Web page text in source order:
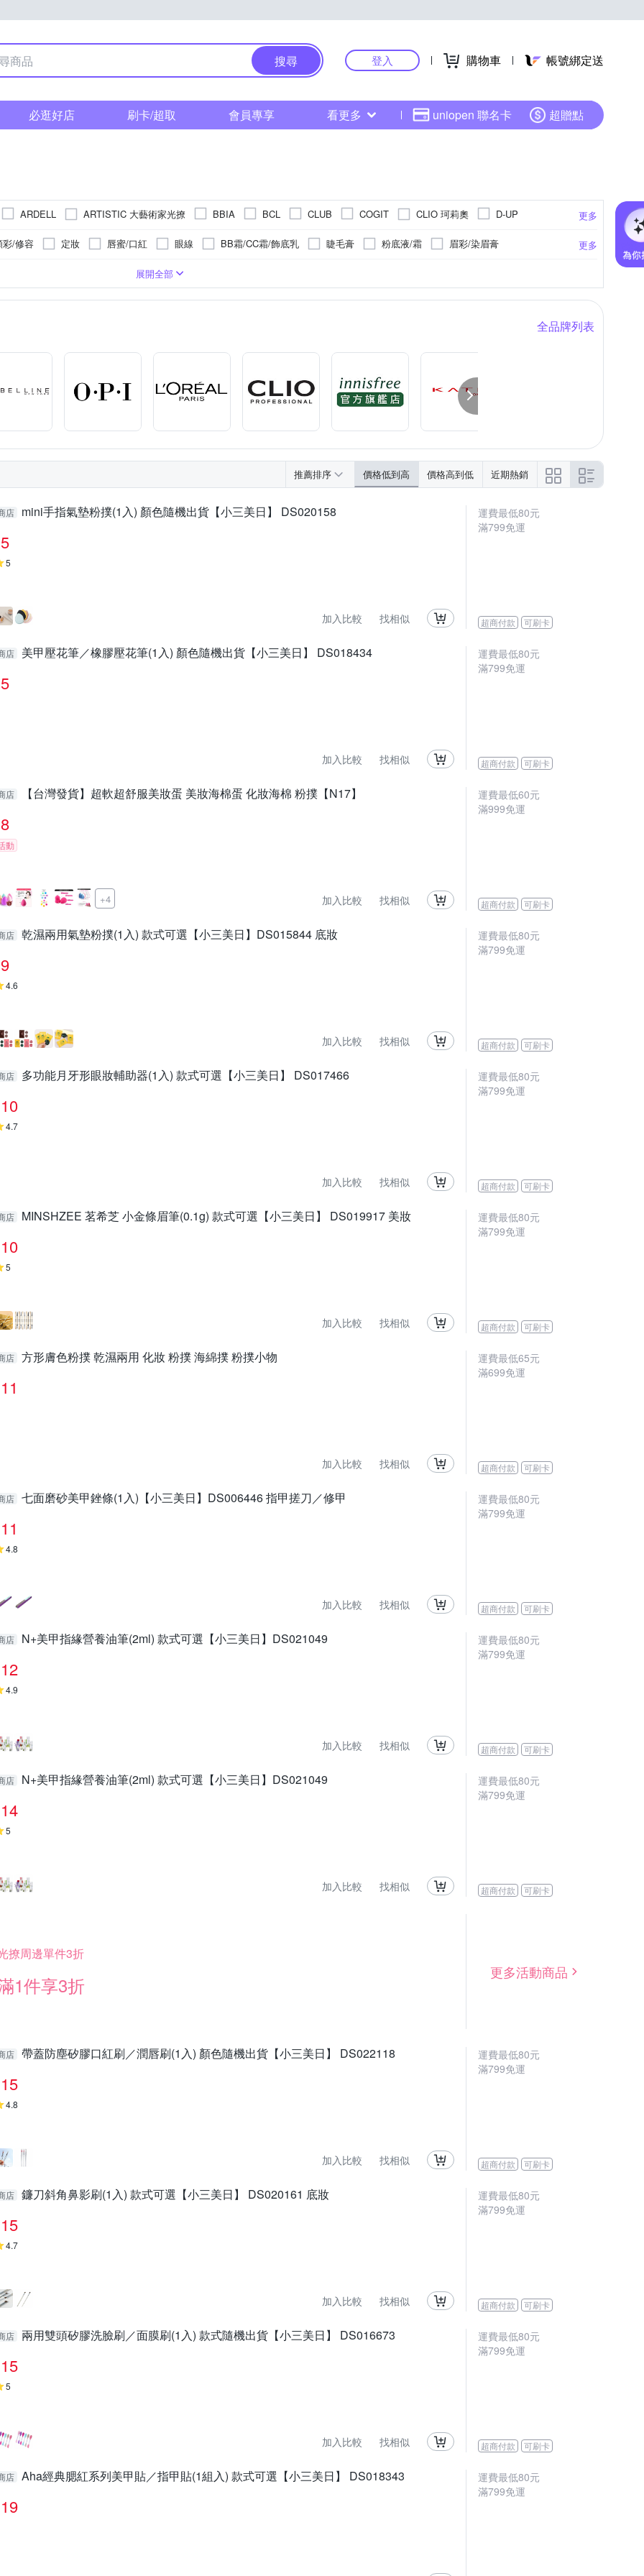
搜尋 登入 購物車 帳號綁定送
必逛好店 刷卡/超取 會員專享 看更多 uniopen 聯名卡 超贈點
更多
ARDELL ARTISTIC 大藝術家光撩 BBIA BCL CLUB COGIT CLIO 珂莉奧
D-UP
glips
EILEEN GRACE 妍霓絲 EzFlow Galatea 葛拉蒂 GREEN BELL 綠貝 heme 喜蜜
兒
LUDEYA media 媚點 MEISHOKU 明色 MOMUS MSH NOV 娜芙
NYX
未來美 璦露德瑪 鉑潤肌
更多
/修容 定妝 唇蜜/口紅 眼線 BB霜/CC霜/飾底乳 睫毛膏 粉底液/霜
眉彩/染眉膏
指甲油/指甲貼
/護唇膏
化妝水/青春露/導入液 面膜/凍膜/凝凍/泥膜 止汗劑/體香劑 精華液
潔顏
粉撲 雙眼皮貼/膠
手足保養 眉部
詳情請見商品包裝
展開全部
全品牌列表
推薦排序 價格低到高 價格高到低 近期熱銷
店 mini手指氣墊粉撲(1入) 顏色隨機出貨【小三美日】 DS020158
5
5
加入比較 找相似
運費最低80元
滿799免運
超商付款 可刷卡
店 美甲壓花筆／橡膠壓花筆(1入) 顏色隨機出貨【小三美日】 DS018434
5
加入比較 找相似
運費最低80元
滿799免運
超商付款 可刷卡
店 【台灣發貨】超軟超舒服美妝蛋 美妝海棉蛋 化妝海棉 粉撲【N17】
8
動
+4 加入比較 找相似
運費最低60元
滿999免運
超商付款 可刷卡
店 乾濕兩用氣墊粉撲(1入) 款式可選【小三美日】DS015844 底妝
9
4.6
加入比較 找相似
運費最低80元
滿799免運
超商付款 可刷卡
店 多功能月牙形眼妝輔助器(1入) 款式可選【小三美日】 DS017466
10
4.7
加入比較 找相似
運費最低80元
滿799免運
超商付款 可刷卡
店 MINSHZEE 茗希芝 小金條眉筆(0.1g) 款式可選【小三美日】 DS019917 美妝
10
5
加入比較 找相似
運費最低80元
滿799免運
超商付款 可刷卡
店 方形膚色粉撲 乾濕兩用 化妝 粉撲 海綿撲 粉撲小物
11
加入比較 找相似
運費最低65元
滿699免運
超商付款 可刷卡
店 七面磨砂美甲銼條(1入)【小三美日】DS006446 指甲搓刀／修甲
11
4.8
加入比較 找相似
運費最低80元
滿799免運
超商付款 可刷卡
店 N+美甲指緣營養油筆(2ml) 款式可選【小三美日】DS021049
12
4.9
加入比較 找相似
運費最低80元
滿799免運
超商付款 可刷卡
店 N+美甲指緣營養油筆(2ml) 款式可選【小三美日】DS021049
14
5
加入比較 找相似
運費最低80元
滿799免運
超商付款 可刷卡
撩周邊單件3折
1件享3折
更多活動商品
店 帶蓋防塵矽膠口紅刷／潤唇刷(1入) 顏色隨機出貨【小三美日】 DS022118
15
4.8
加入比較 找相似
運費最低80元
滿799免運
超商付款 可刷卡
店 鐮刀斜角鼻影刷(1入) 款式可選【小三美日】 DS020161 底妝
15
4.7
加入比較 找相似
運費最低80元
滿799免運
超商付款 可刷卡
店 兩用雙頭矽膠洗臉刷／面膜刷(1入) 款式隨機出貨【小三美日】 DS016673
15
5
加入比較 找相似
運費最低80元
滿799免運
超商付款 可刷卡
店 Aha經典腮紅系列美甲貼／指甲貼(1組入) 款式可選【小三美日】 DS018343
19
運費最低80元
滿799免運